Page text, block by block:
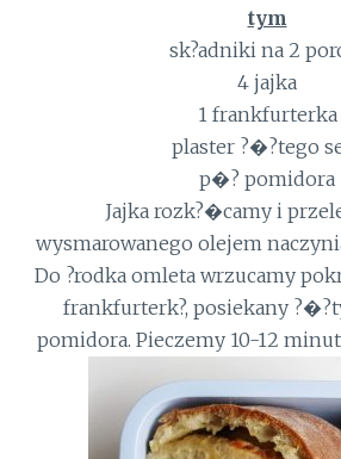
tym
sk?adniki na 2
4 jajka
1 frankfurterka
plaster ?�?tego
p�? pomidora
Jajka rozk?�camy i
wysmarowanego olejem
Do ?rodka omleta wrzucamy
frankfurterk?, posiekany
pomidora. Pieczemy 10-12